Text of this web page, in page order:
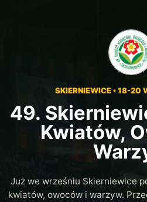
SKIERNIEWICE • 18-20
49.
Kwiatów,
Już we wrześniu Skierniewice
kwiatów, owoców i warzyw.